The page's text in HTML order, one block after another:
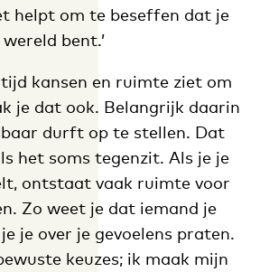
helpt om te beseffen dat je
bent.’
kansen en ruimte ziet om
je dat ook. Belangrijk daarin
durft op te stellen. Dat
het soms tegenzit. Als je je
ontstaat vaak ruimte voor
Zo weet je dat iemand je
je over je gevoelens praten.
keuzes; ik maak mijn